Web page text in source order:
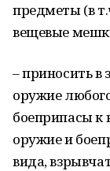
предметы (в
вещевые
– приносить в
оружие
боеприпасы к
оружие и
вида,